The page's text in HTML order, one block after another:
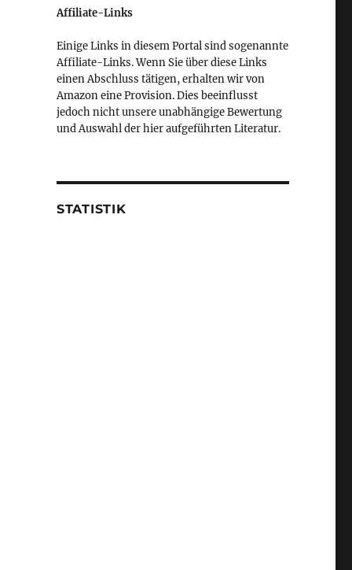
Affiliate-Links
Einige Links in diesem Portal sind sogenannte
Affiliate-Links. Wenn Sie über diese Links
einen Abschluss tätigen, erhalten wir von
Amazon eine Provision. Dies beeinflusst
jedoch nicht unsere unabhängige Bewertung
und Auswahl der hier aufgeführten Literatur.
STATISTIK